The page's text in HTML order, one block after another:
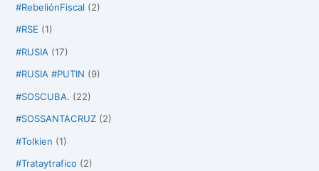
#RebeliónFiscal (2)
#RSE (1)
#RUSIA (17)
#RUSIA #PUTIN (9)
#SOSCUBA. (22)
#SOSSANTACRUZ (2)
#Tolkien (1)
#Trataytrafico (2)